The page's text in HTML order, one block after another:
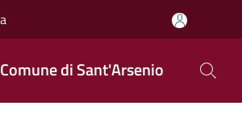
Comune di Sant'Arsenio